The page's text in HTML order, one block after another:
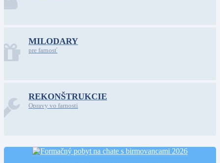
MILODARY
pre farnosť
REKONŠTRUKCIE
Opravy vo farnosti